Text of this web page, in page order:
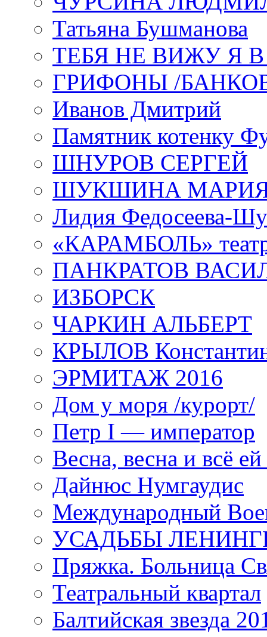
Татьяна Бушманова
ТЕБЯ НЕ ВИЖУ Я
ГРИФОНЫ /
Иванов Дмитрий
Памятник котенку
ШНУРОВ СЕРГЕЙ
ШУКШИНА
Лидия Федосеева-
«КАРАМБОЛЬ»
ПАНКРАТОВ
ИЗБОРСК
ЧАРКИН АЛЬБЕРТ
КРЫЛОВ
ЭРМИТАЖ 2016
Дом у моря /курорт/
Петр I — император
Весна, весна и всё
Дайнюс Нумгаудис
Международный
УСАДЬБЫ
Пряжка. Больница
Театральный квартал
Балтийская звезда